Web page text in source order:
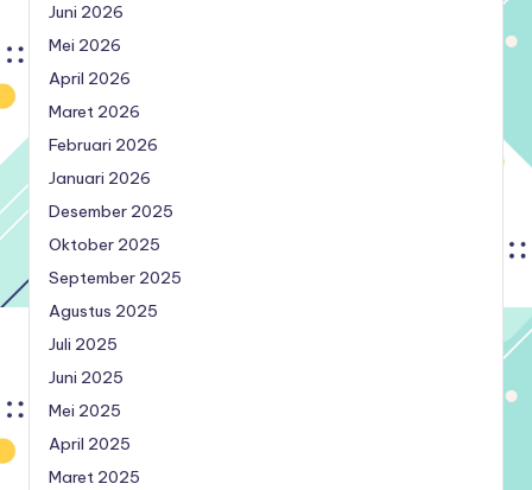
Juni 2026
Mei 2026
April 2026
Maret 2026
Februari 2026
Januari 2026
Desember 2025
Oktober 2025
September 2025
Agustus 2025
Juli 2025
Juni 2025
Mei 2025
April 2025
Maret 2025